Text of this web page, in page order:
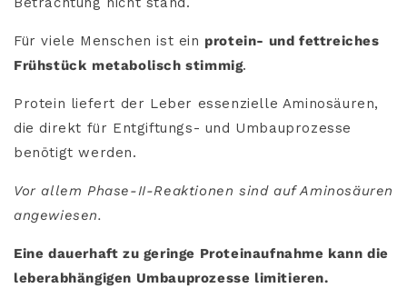
Für viele Menschen ist ein protein- und fettreiches
Frühstück metabolisch stimmig.
Protein liefert der Leber essenzielle Aminosäuren,
die direkt für Entgiftungs- und Umbauprozesse
benötigt werden.
Vor allem Phase-II-Reaktionen sind auf Aminosäuren
angewiesen.
Eine dauerhaft zu geringe Proteinaufnahme kann die
leberabhängigen Umbauprozesse limitieren.